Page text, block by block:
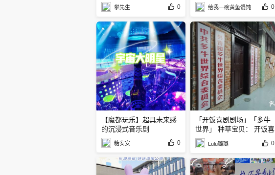
攀先生 0
【魔都玩乐】超具未来感
的沉浸式音乐剧
糖安安 0
给我一碗黄鱼馄饨 0
「开饭喜剧剧场」「多牛
世界」 种草宝贝： 开饭喜
剧线
Lulu璐璐 0